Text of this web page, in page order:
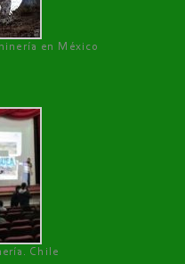
en México
Chile